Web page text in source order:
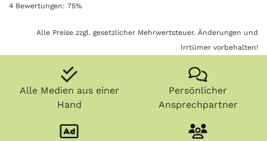
4 Bewertungen: 75%
Alle Preise zzgl. gesetzlicher Mehrwertsteuer. Änderungen und
Irrtümer vorbehalten!
Alle Medien aus einer
Hand
Persönlicher
Ansprechpartner